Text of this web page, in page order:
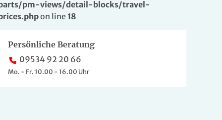
pm-views/detail-blocks/travel-
on line 18
Persönliche Beratung
09534 92 20 66
Mo. - Fr. 10.00 - 16.00 Uhr